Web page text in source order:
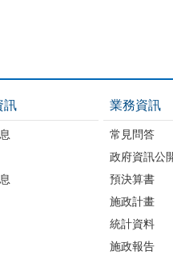
訊 業務資訊
常見問答
政府資訊公
預決算書
施政計畫
統計資料
施政報告